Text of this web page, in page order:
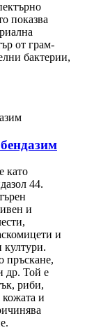
показва
от грам-
бактерии,
като
44.
и
и
култури.
пръскане,
др. Той е
риби,
и